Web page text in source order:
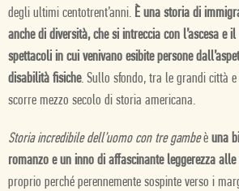
degli ultimi centotrent’anni. È una storia di
anche di diversità, che si intreccia con l’ascesa e
spettacoli in cui venivano esibite persone
disabilità fisiche. Sullo sfondo, tra le grandi città e
scorre mezzo secolo di storia americana.
Storia incredibile dell’uomo con tre gambeè una
romanzo e un inno di affascinante leggerezza
proprio perché perennemente sospinte verso i